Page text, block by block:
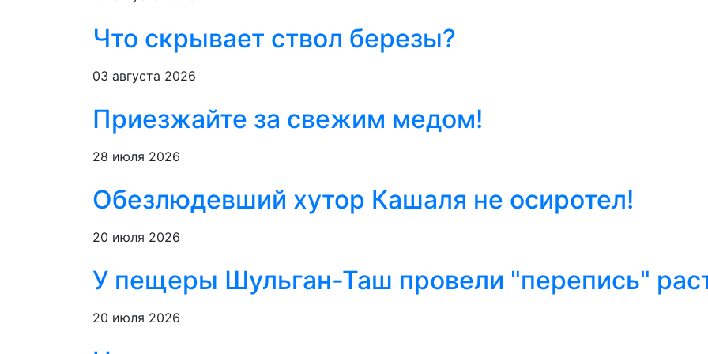
Что скрывает ствол березы?
03 августа 2026
Приезжайте за свежим медом!
28 июля 2026
Обезлюдевший хутор Кашаля не осиротел!
20 июля 2026
У пещеры Шульган-Таш провели "перепись"
20 июля 2026